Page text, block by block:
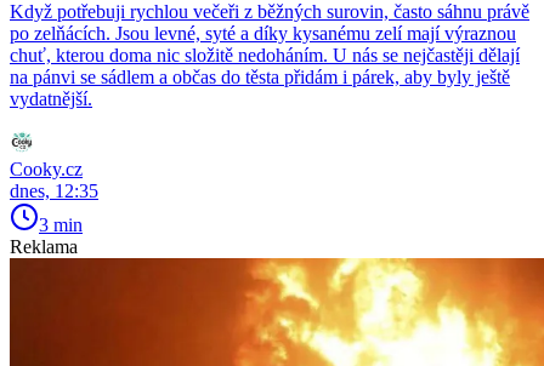
Když potřebuji rychlou večeři z běžných surovin, často sáhnu právě
po zelňácích. Jsou levné, syté a díky kysanému zelí mají výraznou
chuť, kterou doma nic složitě nedoháním. U nás se nejčastěji dělají
na pánvi se sádlem a občas do těsta přidám i párek, aby byly ještě
vydatnější.
Cooky.cz
dnes, 12:35
3 min
Reklama